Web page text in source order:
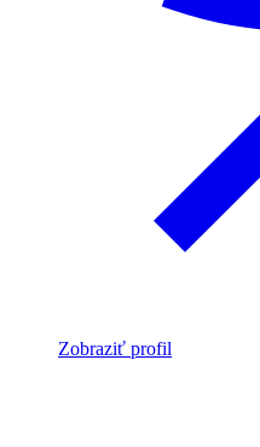
Zobraziť profil